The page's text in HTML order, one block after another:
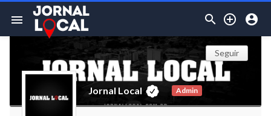
menu   
Jornal Local Admin
Seguir